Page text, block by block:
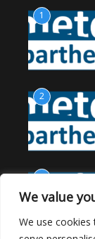
We value
We use cookies
1
2
3